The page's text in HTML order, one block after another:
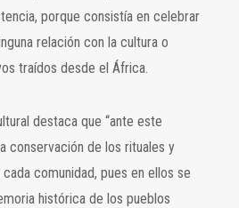
porque consistía en celebrar
relación con la cultura o
traídos desde el África.
destaca que “ante este
conservación de los rituales y
comunidad, pues en ellos se
histórica de los pueblos